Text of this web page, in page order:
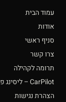
עמוד הבית
אודות
סניף ראשי
צרו קשר
תרומה לקהילה
CarPilot – ליסינג פרטי
הצהרת נגישות